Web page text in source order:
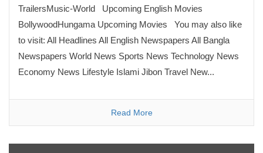
TrailersMusic-World Upcoming English Movies
BollywoodHungama Upcoming Movies You may also like
to visit: All Headlines All English Newspapers All Bangla
Newspapers World News Sports News Technology News
Economy News Lifestyle Islami Jibon Travel New...
Read More